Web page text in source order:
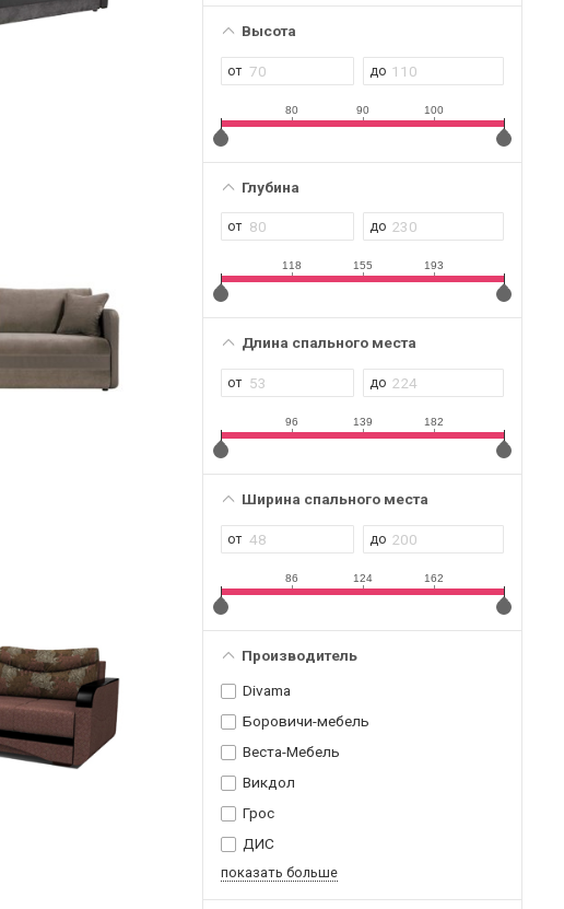
Высота
80 90 100
Глубина
118 155 193
Длина спального места
96 139 182
Ширина спального места
86 124 162
Производитель
Divama
Боровичи-мебель
Веста-Мебель
Викдол
Грос
ДИС
показать больше